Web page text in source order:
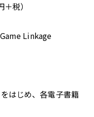
税）
Linkage
はじめ、各電子書籍